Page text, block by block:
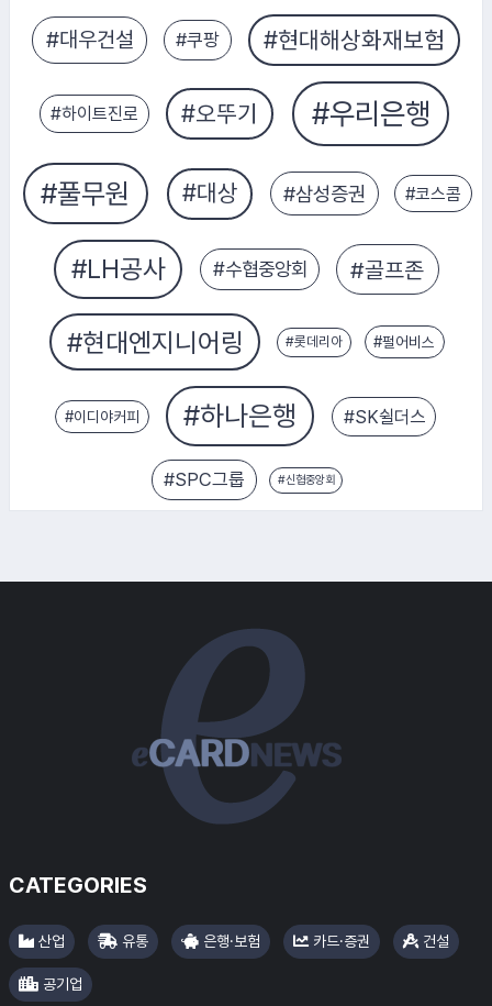
#롯데리아
#펄어비스
CATEGORIES
산업 유통 은행·보험 카드·증권 건설
공기업